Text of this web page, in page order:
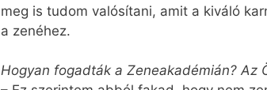
meg is tudom valósítani, amit a kiváló
a zenéhez.
Hogyan fogadták a Zeneakadémián? Az